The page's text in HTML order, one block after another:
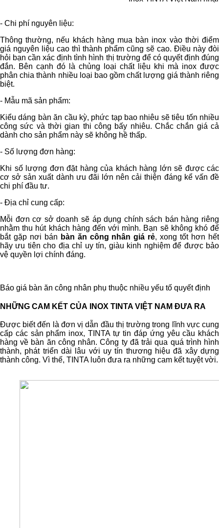
- Chi phí nguyên liệu:
Thông thường, nếu khách hàng mua bàn inox vào thời điểm
giá nguyên liệu cao thì thành phẩm cũng sẽ cao. Điều này đòi
hỏi bạn cần xác định tình hình thị trường để có quyết định đúng
đắn. Bên cạnh đó là chủng loại chất liệu khi mà inox được
phân chia thành nhiều loại bao gồm chất lượng giá thành riêng
biệt.
- Mẫu mã sản phẩm:
Kiểu dáng bàn ăn cầu kỳ, phức tạp bao nhiêu sẽ tiêu tốn nhiều
công sức và thời gian thi công bấy nhiêu. Chắc chắn giá cả
dành cho sản phẩm này sẽ không hề thấp.
- Số lượng đơn hàng:
Khi số lượng đơn đặt hàng của khách hàng lớn sẽ được các
cơ sở sản xuất dành ưu đãi lớn nên cải thiện đáng kể vấn đề
chi phí đầu tư.
- Địa chỉ cung cấp:
Mỗi đơn cơ sở doanh sẽ áp dụng chính sách bán hàng riêng
nhằm thu hút khách hàng đến với mình. Bạn sẽ không khó để
bắt gặp nơi bán bàn ăn công nhân giá rẻ, xong tốt hơn hết
hãy ưu tiên cho địa chỉ uy tín, giàu kinh nghiệm để được bảo
vệ quyền lợi chính đáng.
Báo giá bàn ăn công nhân phụ thuộc nhiều yếu tố quyết định
NHỮNG CAM KẾT CỦA INOX TINTA VIỆT NAM ĐƯA RA
Được biết đến là đơn vị dẫn đầu thị trường trong lĩnh vực cung
cấp các sản phẩm inox, TINTA tự tin đáp ứng yêu cầu khách
hàng về bàn ăn công nhân. Công ty đã trải qua quá trình hình
thành, phát triển dài lâu với uy tín thương hiệu đã xây dựng
thành công. Vì thế, TINTA luôn đưa ra những cam kết tuyệt vời.